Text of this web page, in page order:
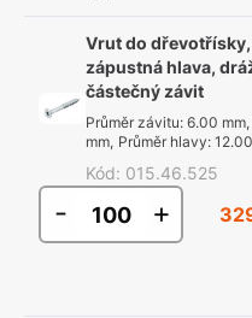
Vrut do dřevotřísky,
zápustná hlava,
částečný závit
Průměr závitu:6.00 mm,
mm, Průměr hlavy:
Kód: 015.46.525
- +